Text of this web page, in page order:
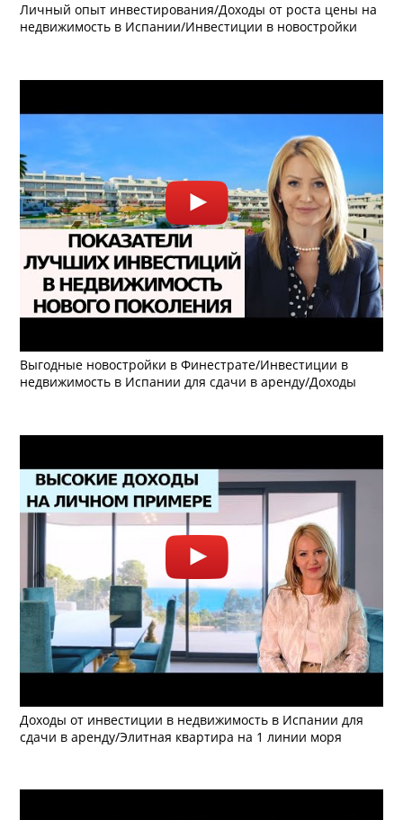
Личный опыт инвестирования/Доходы от роста цены на
недвижимость в Испании/Инвестиции в новостройки
Выгодные новостройки в Финестрате/Инвестиции в
недвижимость в Испании для сдачи в аренду/Доходы
Доходы от инвестиции в недвижимость в Испании для
сдачи в аренду/Элитная квартира на 1 линии моря